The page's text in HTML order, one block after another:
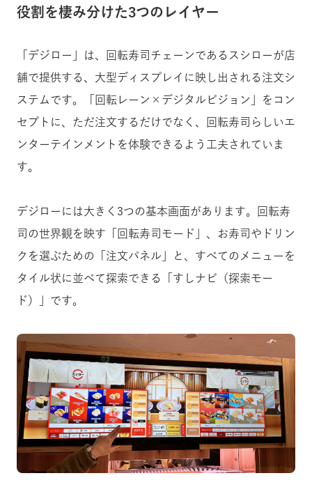
役割を棲み分けた3つのレイヤー
「デジロー」は、回転寿司チェーンであるスシローが店
舗で提供する、大型ディスプレイに映し出される注文シ
ステムです。「回転レーン×デジタルビジョン」をコン
セプトに、ただ注文するだけでなく、回転寿司らしいエ
ンターテインメントを体験できるよう工夫されていま
す。
デジローには大きく3つの基本画面があります。回転寿
司の世界観を映す「回転寿司モード」、お寿司やドリン
クを選ぶための「注文パネル」と、すべてのメニューを
タイル状に並べて探索できる「すしナビ（探索モー
ド）」です。